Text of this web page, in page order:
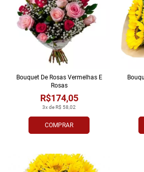
COMPRAR
3x de R$ 58,02
R$174,05
Bouquet De Rosas Vermelhas E
Rosas